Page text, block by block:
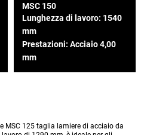
MSC 150
Lunghezza di lavoro: 1540
mm
Prestazioni: Acciaio 4,00
mm
MSC 125 taglia lamiere di acciaio da